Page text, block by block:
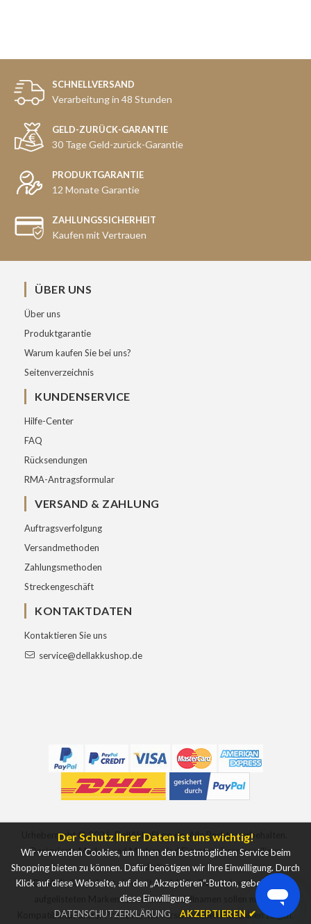
SCHNELLVERSAND
Verarbeitung in 48 Stunden
GELD-ZURÜCK-GARANTIE
30 Tage Geld-zurück-Garantie
PRODUKTGARANTIE
12 Monate Garantie
ZAHLUNGSSICHERHEIT
Kaufen mit Vertrauen
ÜBER UNS
Über uns
Produktgarantie
Warum kaufen Sie bei uns?
Seitenverzeichnis
KUNDENSERVICE
Hilfe-Center
FAQ
Rücksendungen
RMA-Antragsformular
VERSAND & ZAHLUNG
Auftragsverfolgung
Versandmethoden
Zahlungsmethoden
Streckengeschäft
KONTAKTDATEN
Kontaktieren Sie uns
service@dellakkushop.de
Urheberrecht ©2026 DellAkkuShop.deAlle Rechte vorbehalten.
Designierte Marken und Marken sind Eigentum ihrer jeweiligen
Inhaber.
DellAkkuShop.de ist nicht mit der Marke Dell verbunden. Die
aufgelisteten Markennamen und Modellnamen sollen nur die
Kompatibilität dieser Produkte mit verschiedenen Maschinen zeigen.
Der Schutz Ihrer Daten ist uns wichtig!
Wir verwenden Cookies, um Ihnen den bestmöglichen Service beim
Shopping bieten zu können. Dafür benötigen wir Ihre Einwilligung. Durch
Klick auf diese Webseite, auf den „Akzeptieren“-Button, geben Sie uns
diese Einwilligung.
DATENSCHUTZERKLÄRUNG
AKZEPTIEREN ✔